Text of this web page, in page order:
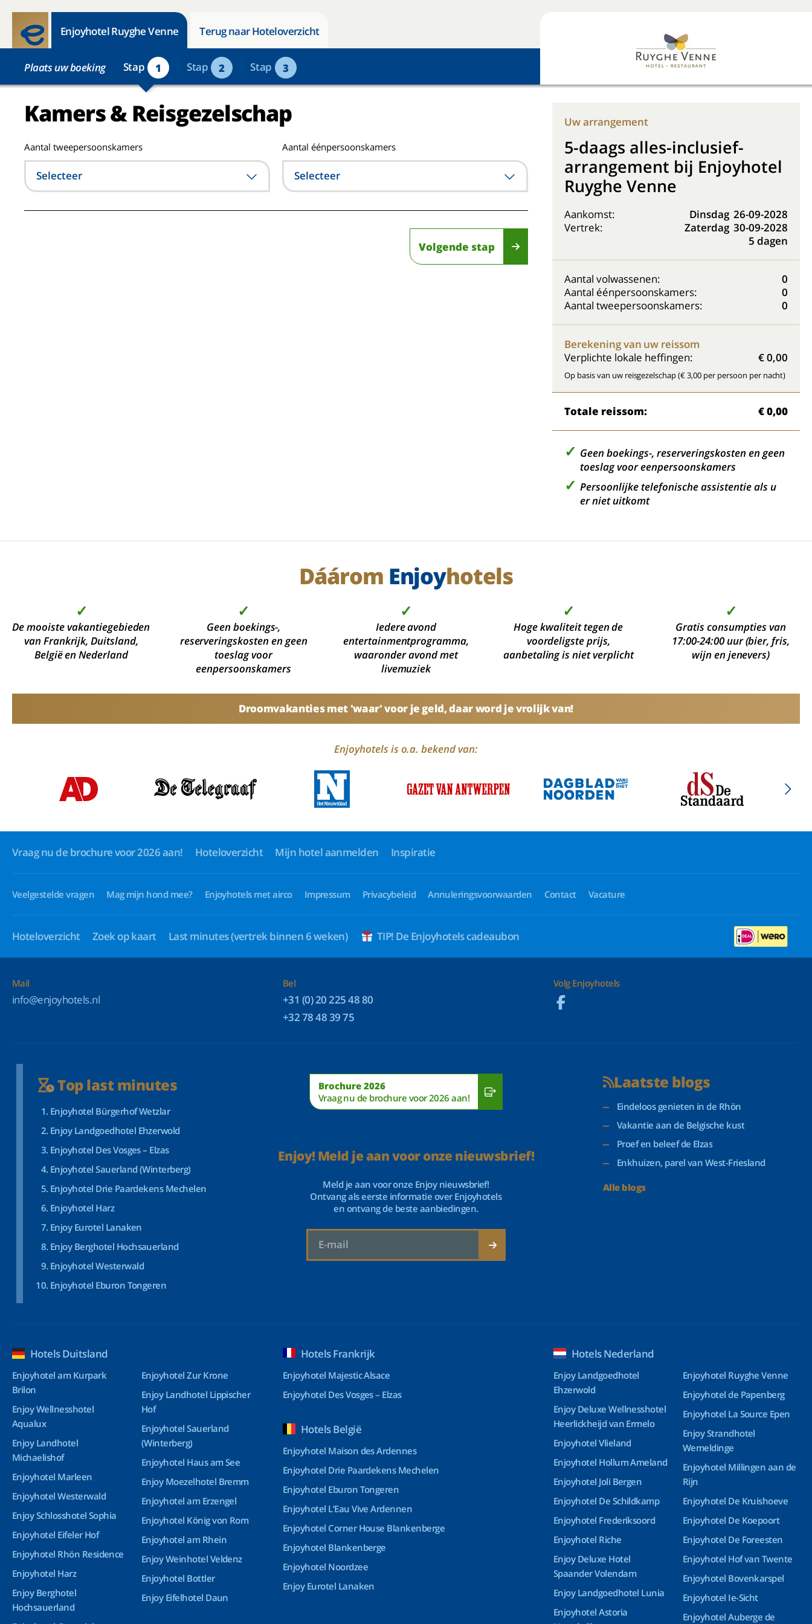
+31 (0) 20 225 48 80
Enjoyhotel Ruyghe Venne Terug naar Hoteloverzicht
Plaats uw boeking Stap 1 Stap 2 Stap 3
Kamers & Reisgezelschap
Aantal tweepersoonskamers
Selecteer
Aantal éénpersoonskamers
Selecteer
Volgende stap
Uw arrangement
5-daags alles-inclusief-
arrangement bij Enjoyhotel
Ruyghe Venne
Aankomst: Dinsdag 26-09-2028
Vertrek:
Zaterdag 30-09-2028
5 dagen
Aantal volwassenen:
0
Aantal éénpersoonskamers:
0
Aantal tweepersoonskamers:
0
Berekening van uw reissom
Verplichte lokale heffingen:
€ 0,00
Op basis van uw reisgezelschap (€ 3,00 per persoon per nacht)
Totale reissom: € 0,00
Geen boekings-, reserveringskosten en geen
toeslag voor eenpersoonskamers
Persoonlijke telefonische assistentie als u
er niet uitkomt
Dáárom Enjoyhotels
✓
De mooiste vakantiegebieden
van Frankrijk, Duitsland,
België en Nederland
✓
Geen boekings-,
reserveringskosten en geen
toeslag voor
eenpersoonskamers
✓
Iedere avond
entertainmentprogramma,
waaronder avond met
livemuziek
✓
Hoge kwaliteit tegen de
voordeligste prijs,
aanbetaling is niet verplicht
✓
Gratis consumpties van
17:00-24:00 uur (bier, fris,
wijn en jenevers)
Droomvakanties met 'waar' voor je geld, daar word je vrolijk van!
Enjoyhotels is o.a. bekend van:
Vraag nu de brochure voor 2026 aan! Hoteloverzicht Mijn hotel aanmelden Inspiratie
Veelgestelde vragen Mag mijn hond mee? Enjoyhotels met airco Impressum Privacybeleid Annuleringsvoorwaarden Contact Vacature
Hoteloverzicht Zoek op kaart Last minutes(vertrek binnen 6 weken) TIP! De Enjoyhotels cadeaubon
Mail
info@enjoyhotels.nl
Bel
+31 (0) 20 225 48 80
+32 78 48 39 75
Volg Enjoyhotels
Top last minutes
Enjoyhotel Bürgerhof Wetzlar
Enjoy Landgoedhotel Ehzerwold
Enjoyhotel Des Vosges – Elzas
Enjoyhotel Sauerland (Winterberg)
Enjoyhotel Drie Paardekens Mechelen
Enjoyhotel Harz
Enjoy Eurotel Lanaken
Enjoy Berghotel Hochsauerland
Enjoyhotel Westerwald
Enjoyhotel Eburon Tongeren
Brochure 2026
Vraag nu de brochure voor 2026 aan!
Enjoy! Meld je aan voor onze nieuwsbrief!
Meld je aan voor onze Enjoy nieuwsbrief!
Ontvang als eerste informatie over Enjoyhotels
en ontvang de beste aanbiedingen.
Laatste blogs
Eindeloos genieten in de Rhön
Vakantie aan de Belgische kust
Proef en beleef de Elzas
Enkhuizen, parel van West-Friesland
Alle blogs
Hotels Duitsland
Enjoyhotel am Kurpark
Brilon
Enjoy Wellnesshotel
Aqualux
Enjoy Landhotel
Michaelishof
Enjoyhotel Marleen
Enjoyhotel Westerwald
Enjoy Schlosshotel Sophia
Enjoyhotel Eifeler Hof
Enjoyhotel Rhön Residence
Enjoyhotel Harz
Enjoy Berghotel
Hochsauerland
Enjoyhotel Zur Krone
Enjoy Landhotel Lippischer
Hof
Enjoyhotel Sauerland
(Winterberg)
Enjoyhotel Haus am See
Enjoy Moezelhotel Bremm
Enjoyhotel am Erzengel
Enjoyhotel König von Rom
Enjoyhotel am Rhein
Enjoy Weinhotel Veldenz
Enjoyhotel Bottler
Enjoy Eifelhotel Daun
Hotels Frankrijk
Enjoyhotel Majestic Alsace
Enjoyhotel Des Vosges – Elzas
Hotels België
Enjoyhotel Maison des Ardennes
Enjoyhotel Drie Paardekens Mechelen
Enjoyhotel Eburon Tongeren
Enjoyhotel L’Eau Vive Ardennen
Enjoyhotel Corner House Blankenberge
Enjoyhotel Blankenberge
Enjoyhotel Noordzee
Enjoy Eurotel Lanaken
Hotels Nederland
Enjoy Landgoedhotel
Ehzerwold
Enjoy Deluxe Wellnesshotel
Heerlickheijd van Ermelo
Enjoyhotel Vlieland
Enjoyhotel Hollum Ameland
Enjoyhotel Joli Bergen
Enjoyhotel De Schildkamp
Enjoyhotel Frederiksoord
Enjoyhotel Riche
Enjoy Deluxe Hotel
Spaander Volendam
Enjoy Landgoedhotel Lunia
Enjoyhotel Astoria
Enjoyhotel Ruyghe Venne
Enjoyhotel de Papenberg
Enjoyhotel La Source Epen
Enjoy Strandhotel
Wemeldinge
Enjoyhotel Millingen aan de
Rijn
Enjoyhotel De Kruishoeve
Enjoyhotel De Koepoort
Enjoyhotel De Foreesten
Enjoyhotel Hof van Twente
Enjoyhotel Bovenkarspel
Enjoyhotel Ie-Sicht
Enjoyhotel Auberge de